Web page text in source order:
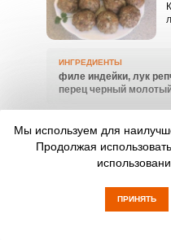
ИНГРЕДИЕНТЫ
филе индейки, лук
перец черный
СМОТРЕТЬ РЕЦЕПТ
Мы используем для
Продолжая
ПРИНЯТЬ